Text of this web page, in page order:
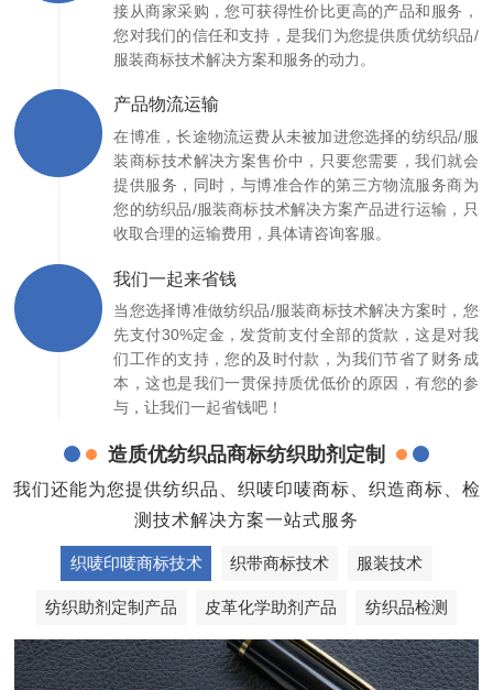
接从商家采购，您可获得性价比更高的产品和服务，
您对我们的信任和支持，是我们为您提供质优纺织品/
服装商标技术解决方案和服务的动力。
产品物流运输
在博准，长途物流运费从未被加进您选择的纺织品/服
装商标技术解决方案售价中，只要您需要，我们就会
提供服务，同时，与博准合作的第三方物流服务商为
您的纺织品/服装商标技术解决方案产品进行运输，只
收取合理的运输费用，具体请咨询客服。
我们一起来省钱
当您选择博准做纺织品/服装商标技术解决方案时，您
先支付30%定金，发货前支付全部的货款，这是对我
们工作的支持，您的及时付款，为我们节省了财务成
本，这也是我们一贯保持质优低价的原因，有您的参
与，让我们一起省钱吧！
造质优纺织品商标纺织助剂定制
我们还能为您提供纺织品、织唛印唛商标、织造商标、检
测技术解决方案一站式服务
织唛印唛商标技术 织带商标技术 服装技术
纺织助剂定制产品 皮革化学助剂产品 纺织品检测